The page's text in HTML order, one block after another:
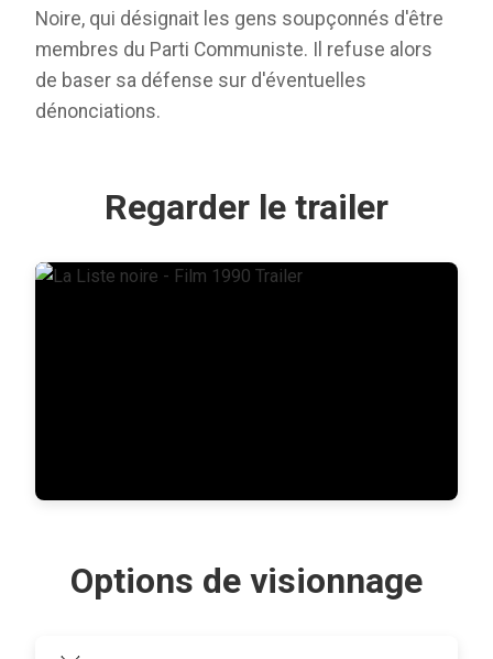
Noire, qui désignait les gens soupçonnés d'être
membres du Parti Communiste. Il refuse alors
de baser sa défense sur d'éventuelles
dénonciations.
Regarder le trailer
Options de visionnage